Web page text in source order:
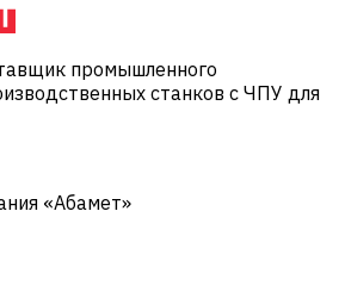
промышленного
станков с ЧПУ для
«Абамет»